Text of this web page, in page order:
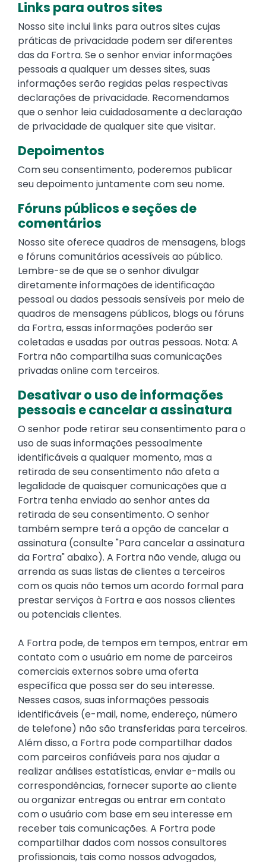
Links para outros sites
Nosso site inclui links para outros sites cujas
práticas de privacidade podem ser diferentes
das da Fortra. Se o senhor enviar informações
pessoais a qualquer um desses sites, suas
informações serão regidas pelas respectivas
declarações de privacidade. Recomendamos
que o senhor leia cuidadosamente a declaração
de privacidade de qualquer site que visitar.
Depoimentos
Com seu consentimento, poderemos publicar
seu depoimento juntamente com seu nome.
Fóruns públicos e seções de
comentários
Nosso site oferece quadros de mensagens, blogs
e fóruns comunitários acessíveis ao público.
Lembre-se de que se o senhor divulgar
diretamente informações de identificação
pessoal ou dados pessoais sensíveis por meio de
quadros de mensagens públicos, blogs ou fóruns
da Fortra, essas informações poderão ser
coletadas e usadas por outras pessoas. Nota: A
Fortra não compartilha suas comunicações
privadas online com terceiros.
Desativar o uso de informações
pessoais e cancelar a assinatura
O senhor pode retirar seu consentimento para o
uso de suas informações pessoalmente
identificáveis a qualquer momento, mas a
retirada de seu consentimento não afeta a
legalidade de quaisquer comunicações que a
Fortra tenha enviado ao senhor antes da
retirada de seu consentimento. O senhor
também sempre terá a opção de cancelar a
assinatura (consulte "Para cancelar a assinatura
da Fortra" abaixo). A Fortra não vende, aluga ou
arrenda as suas listas de clientes a terceiros
com os quais não temos um acordo formal para
prestar serviços à Fortra e aos nossos clientes
ou potenciais clientes.
A Fortra pode, de tempos em tempos, entrar em
contato com o usuário em nome de parceiros
comerciais externos sobre uma oferta
específica que possa ser do seu interesse.
Nesses casos, suas informações pessoais
identificáveis (e-mail, nome, endereço, número
de telefone) não são transferidas para terceiros.
Além disso, a Fortra pode compartilhar dados
com parceiros confiáveis para nos ajudar a
realizar análises estatísticas, enviar e-mails ou
correspondências, fornecer suporte ao cliente
ou organizar entregas ou entrar em contato
com o usuário com base em seu interesse em
receber tais comunicações. A Fortra pode
compartilhar dados com nossos consultores
profissionais, tais como nossos advogados,